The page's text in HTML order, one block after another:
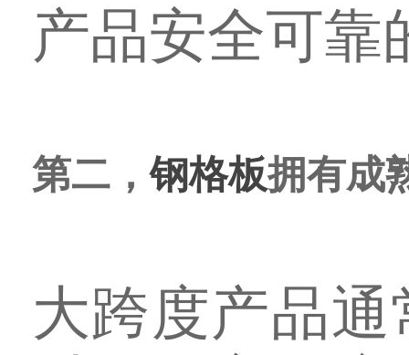
产品安全可靠
第二，钢格板拥有成
大跨度产品